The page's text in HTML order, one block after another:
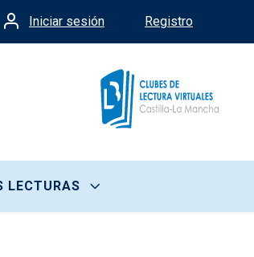
Menú de cuenta de
Iniciar sesión Registro
LECTURAS